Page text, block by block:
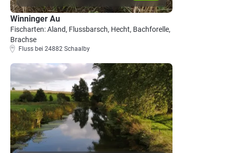
Winninger Au
Fischarten: Aland, Flussbarsch, Hecht, Bachforelle,
Brachse
Fluss bei 24882 Schaalby